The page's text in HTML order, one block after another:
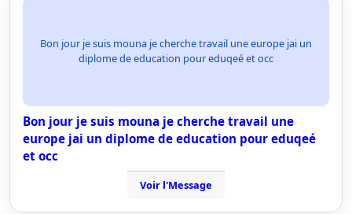
Bon jour je suis mouna je cherche travail une europe jai un
diplome de education pour eduqeé et occ
Bon jour je suis mouna je cherche travail une
europe jai un diplome de education pour eduqeé
et occ
Voir l'Message